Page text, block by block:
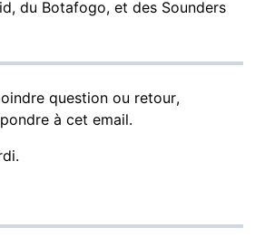
du Botafogo, et des Sounders
question ou retour,
à cet email.